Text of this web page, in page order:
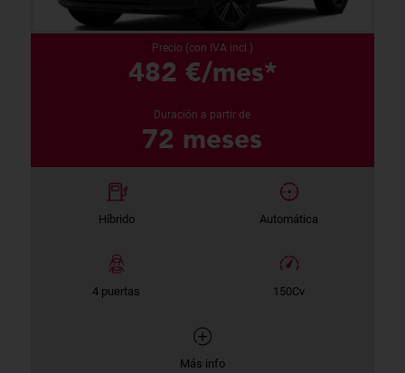
Precio (con IVA incl.)
482 €/mes*
Duración a partir de
72 meses
Híbrido Automática
4 puertas 150Cv
Más info